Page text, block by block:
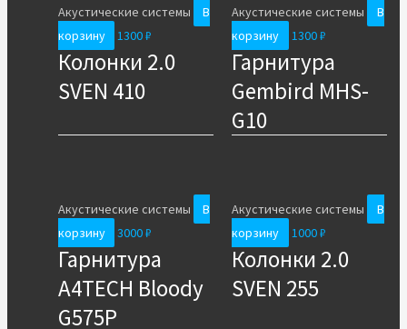
Акустические системы
В
корзину
1300₽
Колонки 2.0
SVEN 410
Акустические системы
В
корзину
1300₽
Гарнитура
Gembird MHS-
G10
Акустические системы
В
корзину
3000₽
Гарнитура
A4TECH Bloody
G575P
Акустические системы
В
корзину
1000₽
Колонки 2.0
SVEN 255